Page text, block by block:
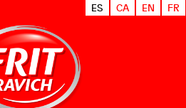
ES CA EN FR